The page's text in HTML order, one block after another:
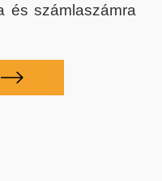
és számlaszámra